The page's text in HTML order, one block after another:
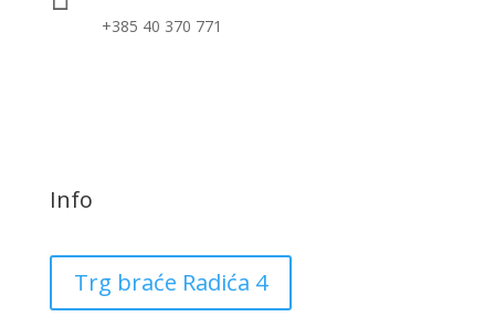
+385 40 370 771
Info
Trg braće Radića 4